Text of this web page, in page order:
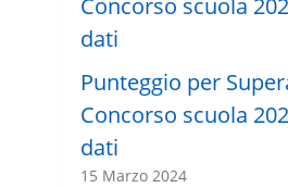
Punteggio per
Concorso scuola
dati
15 Marzo 2024